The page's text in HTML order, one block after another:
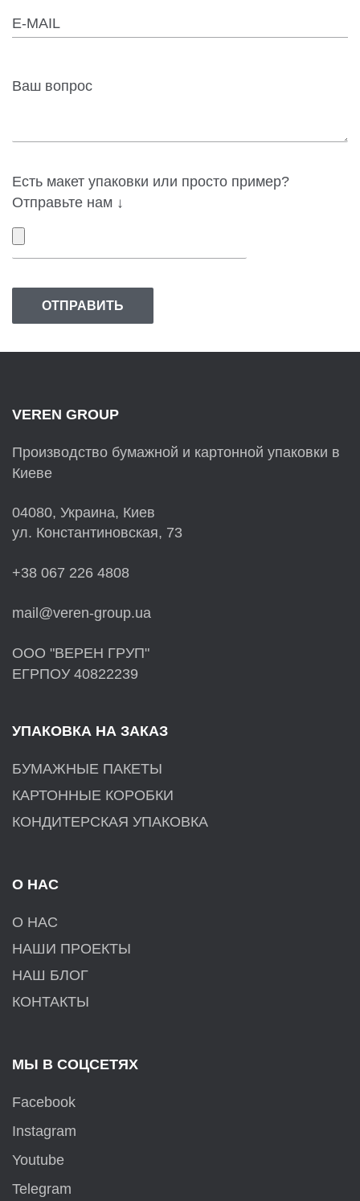
Есть макет упаковки или просто пример?
Отправьте нам ↓
VEREN GROUP
Производство бумажной и картонной упаковки в
Киеве
04080, Украина, Киев
ул. Константиновская, 73
+38 067 226 4808
mail@veren-group.ua
ООО "ВЕРЕН ГРУП"
ЕГРПОУ 40822239
УПАКОВКА НА ЗАКАЗ
БУМАЖНЫЕ ПАКЕТЫ
КАРТОННЫЕ КОРОБКИ
КОНДИТЕРСКАЯ УПАКОВКА
О НАС
О НАС
НАШИ ПРОЕКТЫ
НАШ БЛОГ
КОНТАКТЫ
МЫ В СОЦСЕТЯХ
Facebook
Instagram
Youtube
Telegram